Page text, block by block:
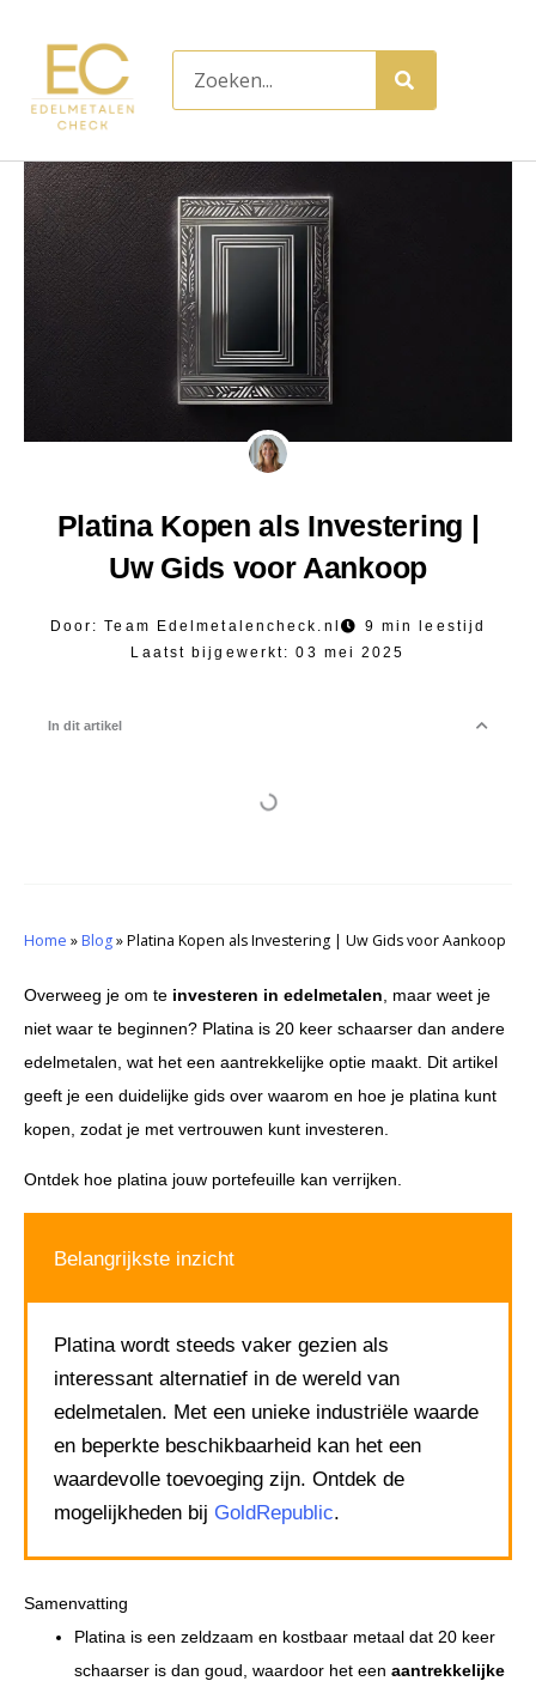
inhoud
Platina Kopen als Investering |
Uw Gids voor Aankoop
Door: Team Edelmetalencheck.nl
9 min leestijd
Laatst bijgewerkt: 03 mei 2025
In dit artikel
Home » Blog»Platina Kopen als Investering | Uw Gids voor Aankoop
Overweeg je om te investeren in edelmetalen , maar weet je
niet waar te beginnen? Platina is 20 keer schaarser dan andere
edelmetalen, wat het een aantrekkelijke optie maakt. Dit artikel
geeft je een duidelijke gids over waarom en hoe je platina kunt
kopen, zodat je met vertrouwen kunt investeren.
Ontdek hoe platina jouw portefeuille kan verrijken.
Belangrijkste inzicht
Platina wordt steeds vaker gezien als
interessant alternatief in de wereld van
edelmetalen. Met een unieke industriële waarde
en beperkte beschikbaarheid kan het een
waardevolle toevoeging zijn. Ontdek de
mogelijkheden bij GoldRepublic.
Samenvatting
Platina is een zeldzaam en kostbaar metaal dat 20 keer
schaarser is dan goud, waardoor het een aantrekkelijke